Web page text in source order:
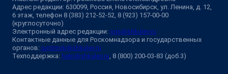
Адрес редакции: 630099, Россия, Новосибирск, ул. Ленина, д. 12,
6 этаж, телефон 8 (383) 212-52-52, 8 (923) 157-00-00
(круглосуточно)
Электронный адрес редакции: ngs@shkulev.ru
Контактные данные для Роскомнадзора и государственных
органов: juristnsk@shkulev.ru
Техподдержка: help@shkulev.ru , 8 (800) 200-03-83 (доб.3)